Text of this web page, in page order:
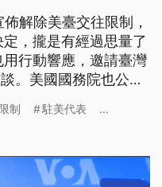
解除美臺交往限制，
，攏是有經過思量了
行動響應，邀請臺灣
。美國國務院也公開
宣布解除美台交往限
民派人士，和解除美
制 駐美代表 ...